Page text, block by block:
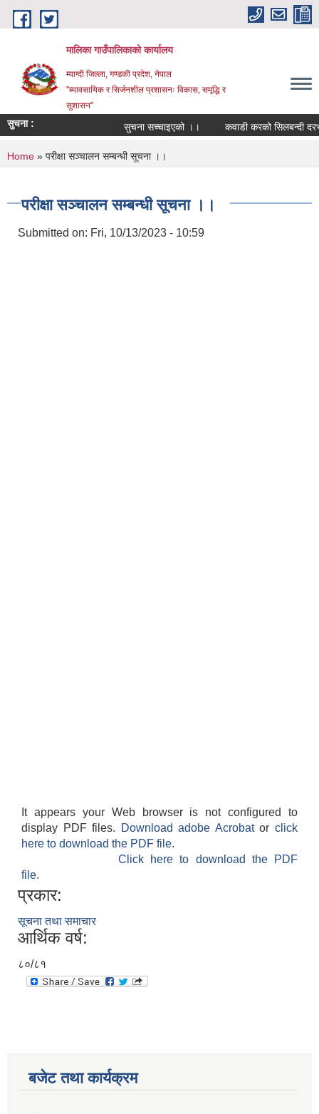
Skip to main content
मालिका गाउँपालिकाको कार्यालय
म्याग्दी जिल्ला, गण्डकी प्रदेश, नेपाल
"ब्यावसायिक र सिर्जनशील प्रशासनः विकास, समृद्धि र
सुशासन"
सुचना : सुचना सच्चाइएको ।। कवाडी करको सिलबन्दी
You are here
Home » परीक्षा सञ्चालन सम्बन्धी सूचना ।।
परीक्षा सञ्चालन सम्बन्धी सूचना ।।
Submitted on: Fri, 10/13/2023 - 10:59
It appears your Web browser is not configured to
display PDF files.
Download adobe Acrobatorclick
here to download the PDF file.
Click here to download the PDF
file.
प्रकार:
सूचना तथा समाचार
आर्थिक वर्ष:
८०/८१
बजेट तथा कार्यक्रम